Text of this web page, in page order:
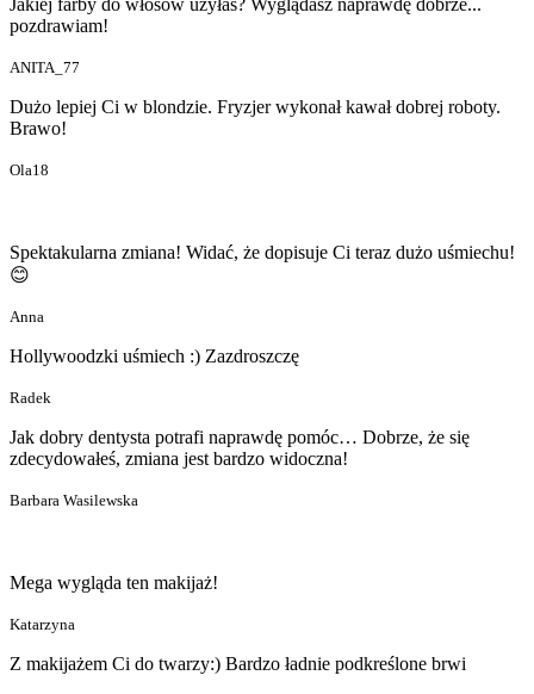
Jakiej farby do włosów użyłaś? Wyglądasz naprawdę dobrze...
pozdrawiam!
ANITA_77
Dużo lepiej Ci w blondzie. Fryzjer wykonał kawał dobrej roboty.
Brawo!
Ola18
Spektakularna zmiana! Widać, że dopisuje Ci teraz dużo uśmiechu!
😊
Anna
Hollywoodzki uśmiech :) Zazdroszczę
Radek
Jak dobry dentysta potrafi naprawdę pomóc… Dobrze, że się
zdecydowałeś, zmiana jest bardzo widoczna!
Barbara Wasilewska
Mega wygląda ten makijaż!
Katarzyna
Z makijażem Ci do twarzy:) Bardzo ładnie podkreślone brwi